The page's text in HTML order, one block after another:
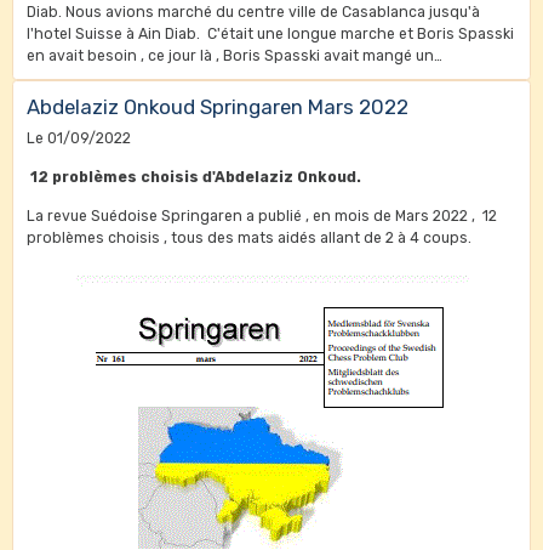
Diab. Nous avions marché du centre ville de Casablanca jusqu'à
l'hotel Suisse à Ain Diab. C'était une longue marche et Boris Spasski
en avait besoin , ce jour là , Boris Spasski avait mangé un
couscous....Au cours de notre longue promenade , de nombreaux
échanges sur les championnats du monde , sur Bobby Fischer et
des problèmes et études à résoudre sans échiquier. Repose en
paix .
Abdelaziz Onkoud Springaren Mars 2022
Le 01/09/2022
12 problèmes choisis d'Abdelaziz Onkoud.
La revue Suédoise Springaren a publié , en mois de Mars 2022 , 12
problèmes choisis , tous des mats aidés allant de 2 à 4 coups.